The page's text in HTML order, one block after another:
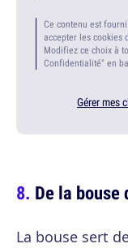
Ce contenu est
accepter les cookies
Modifiez ce choix à
Confidentialité" en
Gérer mes
De la bouse
La bouse sert